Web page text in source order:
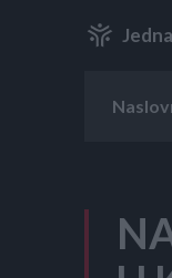
Jedna